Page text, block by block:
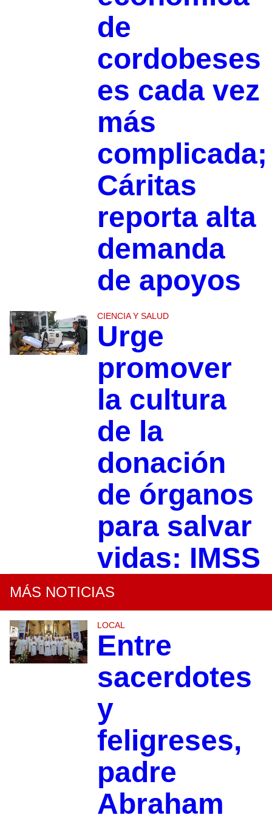
de
cordobeses
es cada vez
más
complicada;
Cáritas
reporta alta
demanda
de apoyos
CIENCIA Y SALUD
Urge
promover
la cultura
de la
donación
de órganos
para salvar
vidas: IMSS
MÁS NOTICIAS
LOCAL
Entre
sacerdotes
y
feligreses,
padre
Abraham